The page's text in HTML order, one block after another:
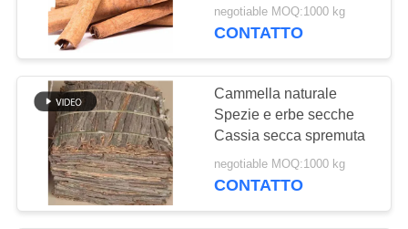
Chip secchi della
carota
58
negotiable MOQ:1000 kg
CONTATTO
Cammella naturale
Spezie e erbe secche
Cassia secca spremuta
negotiable MOQ:1000 kg
CONTATTO